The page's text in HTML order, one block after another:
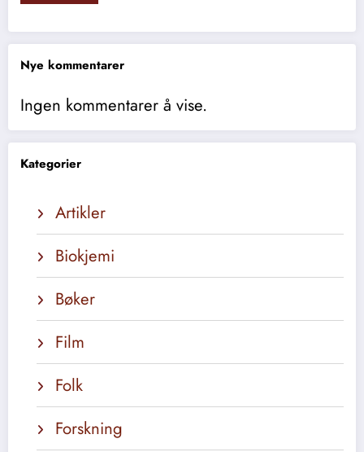
Nye kommentarer
Ingen kommentarer å vise.
Kategorier
Artikler
Biokjemi
Bøker
Film
Folk
Forskning